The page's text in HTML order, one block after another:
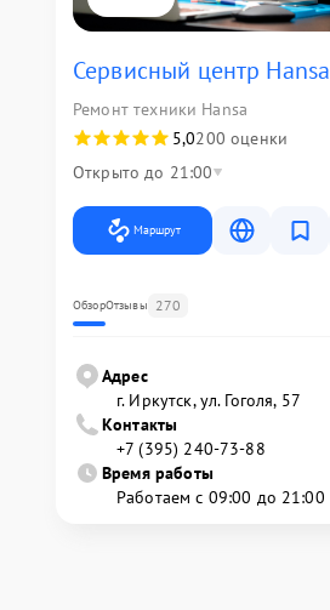
Сервисный центр Hansa
Ремонт техники Hansa
5,0200 оценки
Открыто до 21:00
Маршрут
ОбзорОтзывы 270
Адрес
г. Иркутск, ул. ​Гоголя, 57
Контакты
+7 (395) 240-73-88
Время работы
Работаем с 09:00 до 21:00